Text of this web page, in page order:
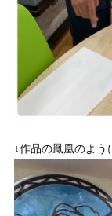
↓作品の鳳凰のよ